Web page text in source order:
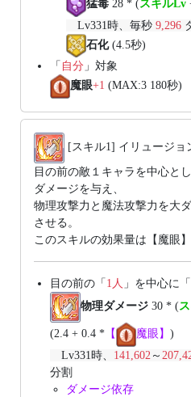
猛毒 28 * (スキルLv
Lv331時、毎秒 9,296
石化(4.5秒)
「 自分 」対象
魔眼+1 (MAX:3 180秒)
[スキル1] イリュージョ
目の前の敵１キャラを中心と
ダメージを与え、
物理攻撃力と魔法攻撃力を大
させる。
このスキルの効果量は【魔眼
目の前の「 1人 」を中心に「
物理ダメージ 30 * (
(2.4 + 0.4 * 【 魔眼】 )
Lv331時、 141,602 ～
分割
ダメージ依存